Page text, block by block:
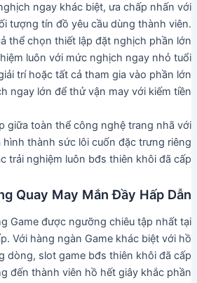
ngay khác biệt, ưa chấp nhấn với
tượng tín đồ yêu cầu dùng thành viên.
thể chọn thiết lập đặt nghịch phần lớn
luôn với mức nghịch ngay nhỏ tuổi
trí hoặc tất cả tham gia vào phần lớn
ngay lớn để thử vận may với kiếm tiền.
giữa toàn thể công nghệ trang nhã với
thành sức lôi cuốn đặc trưng riêng
trải nghiệm luôn bđs thiên khôi đã cấp.
Quay May Mắn Đầy Hấp Dẫn
Game được ngưỡng chiêu tập nhất tại
Với hàng ngàn Game khác biệt với hồ
dòng, slot game bđs thiên khôi đã cấp
đến thành viên hồ hết giây khắc phần